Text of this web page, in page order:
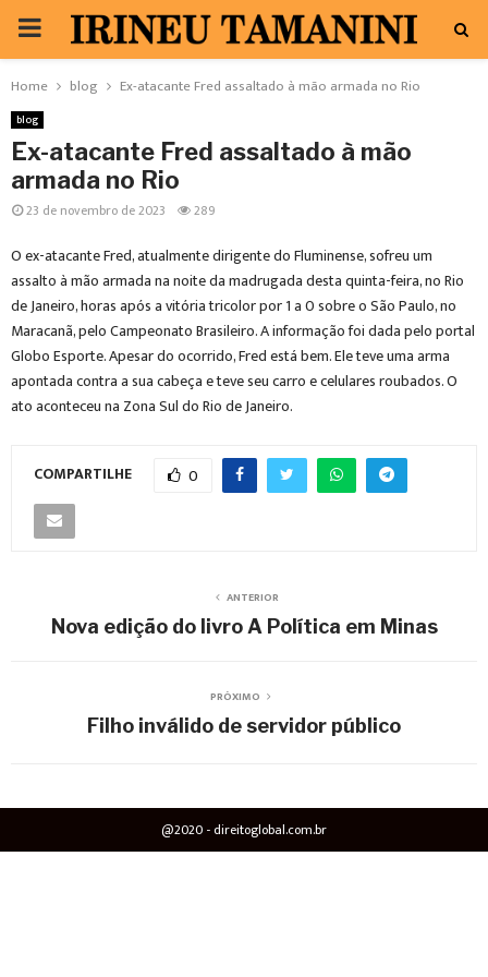
PRIMARY
MENU
Home blog Ex-atacante Fred assaltado à mão armada no Rio
blog
Ex-atacante Fred assaltado à mão
armada no Rio
23 de novembro de 2023 289
O ex-atacante Fred, atualmente dirigente do Fluminense, sofreu um
assalto à mão armada na noite da madrugada desta quinta-feira, no Rio
de Janeiro, horas após a vitória tricolor por 1 a 0 sobre o São Paulo, no
Maracanã, pelo Campeonato Brasileiro. A informação foi dada pelo portal
Globo Esporte. Apesar do ocorrido, Fred está bem. Ele teve uma arma
apontada contra a sua cabeça e teve seu carro e celulares roubados. O
ato aconteceu na Zona Sul do Rio de Janeiro.
COMPARTILHE 0
ANTERIOR
Nova edição do livro A Política em Minas
PRÓXIMO
Filho inválido de servidor público
@2020 - direitoglobal.com.br